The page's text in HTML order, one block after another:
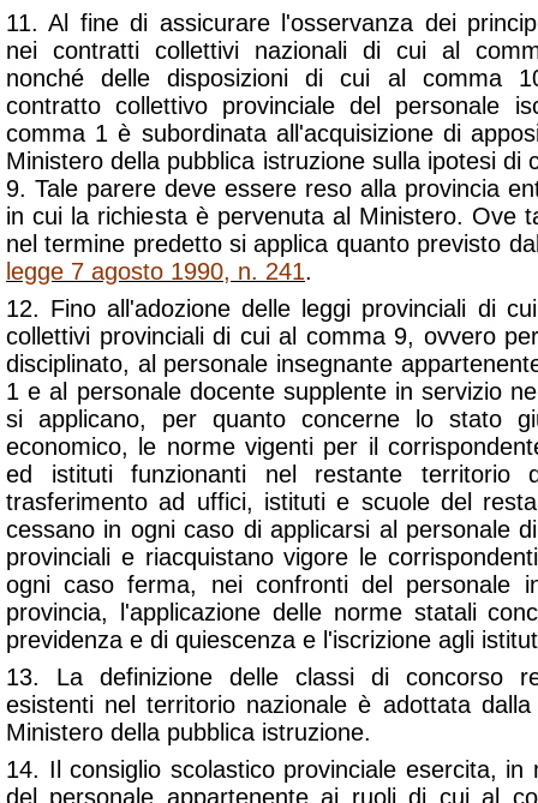
11. Al fine di assicurare l'osservanza dei
nei contratti collettivi nazionali di cui al
nonché delle disposizioni di cui al comma
contratto collettivo provinciale del personale
comma 1 è subordinata all'acquisizione di
Ministero della pubblica istruzione sulla ipotesi di
9. Tale parere deve essere reso alla provincia
in cui la richiesta è pervenuta al Ministero. Ove
nel termine predetto si applica quanto previsto
legge 7 agosto 1990, n. 241.
12. Fino all'adozione delle leggi provinciali di
collettivi provinciali di cui al comma 9, ovvero
disciplinato, al personale insegnante
1 e al personale docente supplente in servizio
si applicano, per quanto concerne lo stato
economico, le norme vigenti per il
ed istituti funzionanti nel restante territorio
trasferimento ad uffici, istituti e scuole del
cessano in ogni caso di applicarsi al personale
provinciali e riacquistano vigore le
ogni caso ferma, nei confronti del personale
provincia, l'applicazione delle norme statali
previdenza e di quiescenza e l'iscrizione agli
13. La definizione delle classi di concorso
esistenti nel territorio nazionale è adottata
Ministero della pubblica istruzione.
14. Il consiglio scolastico provinciale esercita, in
del personale appartenente ai ruoli di cui al